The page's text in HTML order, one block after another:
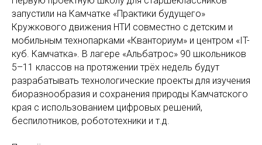
запустили на Камчатке «Практики будущего»
Кружкового движения НТИ совместно с детским и
мобильным технопарками «Кванториум» и центром «IT-
куб. Камчатка». В лагере «Альбатрос» 90 школьников
5–11 классов на протяжении трёх недель будут
разрабатывать технологические проекты для изучения
биоразнообразия и сохранения природы Камчатского
края с использованием цифровых решений,
беспилотников, робототехники и т.д.